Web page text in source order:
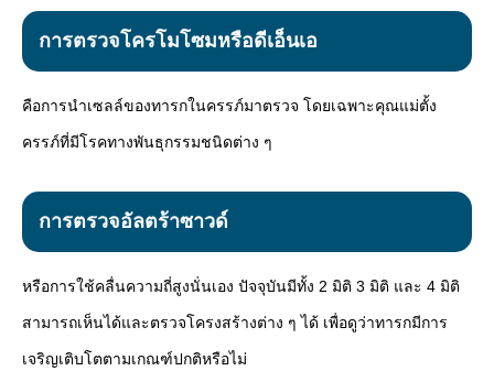
Mute
การตรวจโครโมโซมหรือดีเอ็นเอ
คือการนำเซลล์ของทารกในครรภ์มาตรวจ โดยเฉพาะคุณแม่ตั้ง
ครรภ์ที่มีโรคทางพันธุกรรมชนิดต่าง ๆ
การตรวจอัลตร้าซาวด์
หรือการใช้คลื่นความถี่สูงนั่นเอง ปัจจุบันมีทั้ง 2 มิติ 3 มิติ และ 4 มิติ
สามารถเห็นได้และตรวจโครงสร้างต่าง ๆ ได้ เพื่อดูว่าทารกมีการ
เจริญเติบโตตามเกณฑ์ปกติหรือไม่